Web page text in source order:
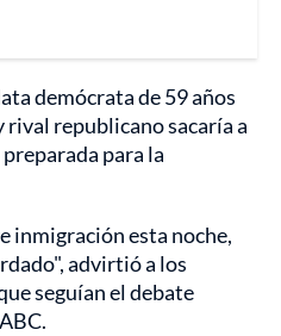
demócrata de 59 años
rival republicano sacaría a
para la
inmigración esta noche,
advirtió a los
seguían el debate